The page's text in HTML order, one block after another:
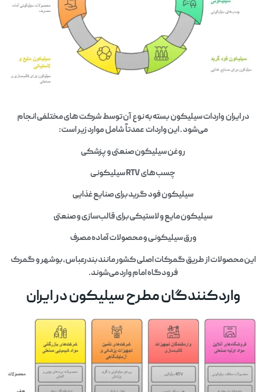
در ایران واردات سیلیکون بسته به نوع آن توسط شرکت‌ های مختلفی انجام
می‌شود . این واردات عمدتاً شامل موارد زیر است:
روغن سیلیکون صنعتی و پزشکی
چسب‌های RTV سیلیکونی
سیلیکون فود گرید برای صنایع غذایی
سیلیکون مایع و لاستیکی برای قالب‌سازی و صنعتی
ورق سیلیکونی و محصولات آماده مصرف
این محصولات از طریق گمرکات اصلی کشور مانند بندرعباس، بوشهر و گمرک
فرودگاه امام وارد می‌شوند.
واردکنندگان مطرح سیلیکون در ایران